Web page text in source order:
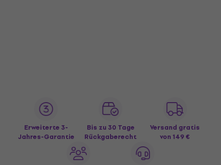
Erweiterte 3-
Jahres-Garantie
Bis zu 30 Tage
Rückgaberecht
Versand gratis
von 149 €